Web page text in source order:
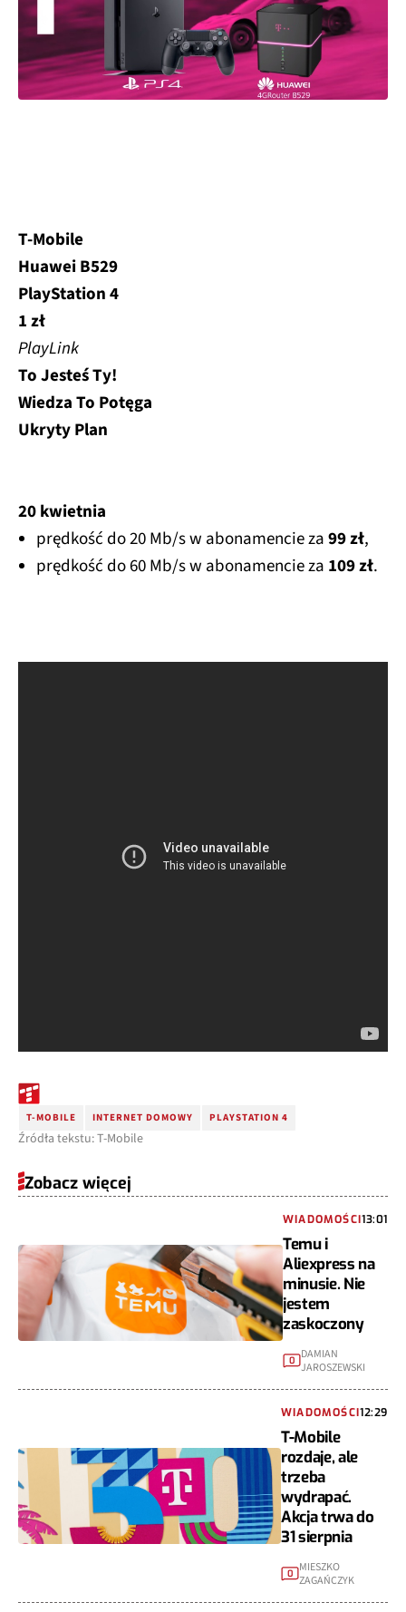
T-Mobile
Huawei B529
PlayStation 4
1 zł
PlayLink
To Jesteś Ty!
Wiedza To Potęga
Ukryty Plan
20 kwietnia
prędkość do 20 Mb/s w abonamencie za99 zł,
prędkość do 60 Mb/s w abonamencie za 109 zł.
T-MOBILE INTERNET DOMOWY PLAYSTATION 4
Źródła tekstu: T-Mobile
Zobacz więcej
WIADOMOŚCI13:01
Temu i
Aliexpress na
minusie. Nie
jestem
zaskoczony
0
DAMIAN
JAROSZEWSKI
WIADOMOŚCI12:29
T-Mobile
rozdaje, ale
trzeba
wydrapać.
Akcja trwa do
31 sierpnia
0
MIESZKO
ZAGAŃCZYK